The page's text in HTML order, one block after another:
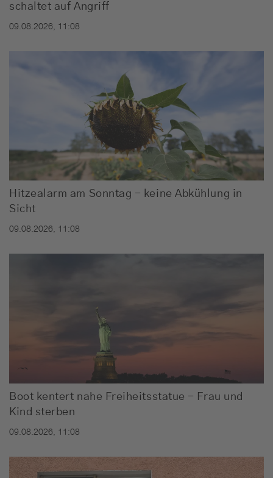
schaltet auf Angriff
09.08.2026, 11:08
Hitzealarm am Sonntag - keine Abkühlung in
Sicht
09.08.2026, 11:08
Boot kentert nahe Freiheitsstatue - Frau und
Kind sterben
09.08.2026, 11:08